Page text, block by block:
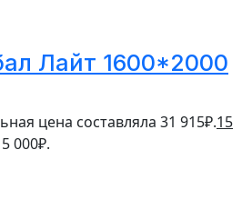
Лайт 1600*2000
цена составляла 31 915₽.15
000₽.